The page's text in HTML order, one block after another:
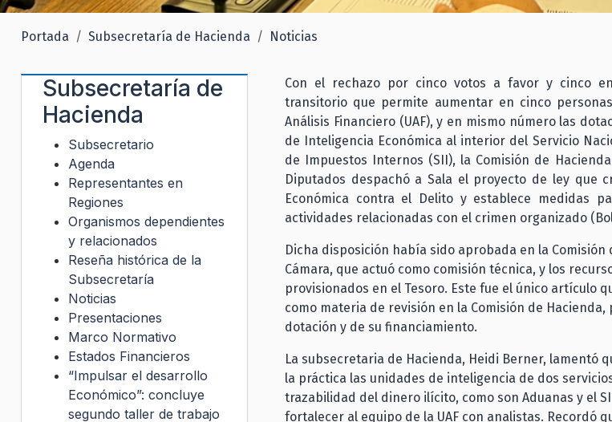
Portada Subsecretaría de Hacienda Noticias
Con el rechazo por cinco votos a favor y cinco
transitorio que permite aumentar en cinco
Análisis Financiero (UAF), y en mismo número las
de Inteligencia Económica al interior del Servicio
de Impuestos Internos (SII), la Comisión de
Diputados despachó a Sala el proyecto de ley que
Económica contra el Delito y establece medidas
actividades relacionadas con el crimen organizado
Dicha disposición había sido aprobada en la Comisión
Cámara, que actuó como comisión técnica, y los
provisionados en el Tesoro. Este fue el único artículo
como materia de revisión en la Comisión de
dotación y de su financiamiento.
La subsecretaria de Hacienda, Heidi Berner, lamentó
la práctica las unidades de inteligencia de dos
trazabilidad del dinero ilícito, como son Aduanas y el
fortalecer al equipo de la UAF con analistas. Recordó
Subsecretaría de
Hacienda
Subsecretario
Agenda
Representantes en
Regiones
Organismos dependientes
y relacionados
Reseña histórica de la
Subsecretaría
Noticias
Presentaciones
Marco Normativo
Estados Financieros
“Impulsar el desarrollo
Económico”: concluye
segundo taller de trabajo